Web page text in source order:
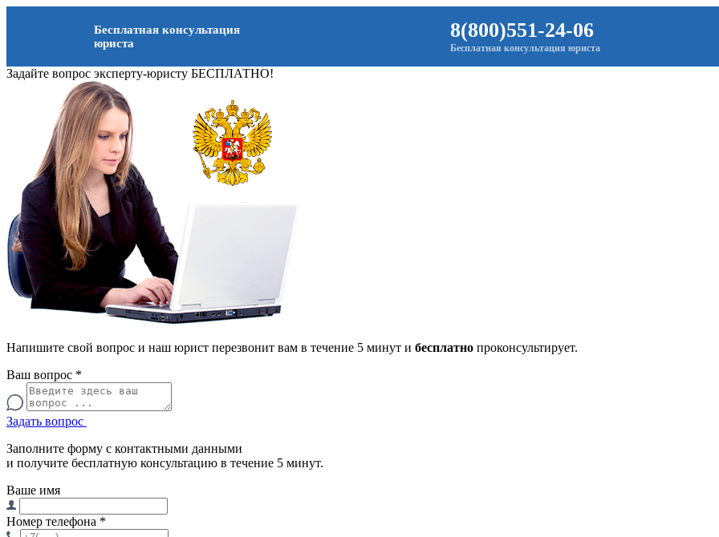
Бесплатная консультация
юриста
8(800)551-24-06
Бесплатная консультация юриста
Задайте вопрос эксперту-юристу БЕСПЛАТНО!
Напишите свой вопрос и наш юрист перезвонит вам в течение 5 минут и бесплатно проконсультирует.
Ваш вопрос *
Задать вопрос
Заполните форму с контактными данными
и получите бесплатную консультацию в течение 5 минут.
Ваше имя
Номер телефона *